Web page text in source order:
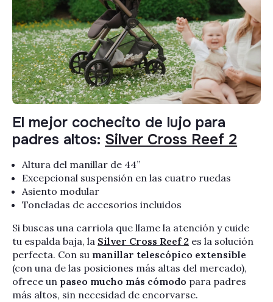
El mejor cochecito de lujo para
padres altos: Silver Cross Reef 2
Altura del manillar de 44”
Excepcional suspensión en las cuatro ruedas
Asiento modular
Toneladas de accesorios incluidos
Si buscas una carriola que llame la atención y cuide
tu espalda baja, la Silver Cross Reef 2 es la solución
perfecta. Con su manillar telescópico extensible
(con una de las posiciones más altas del mercado),
ofrece un paseo mucho más cómodo para padres
más altos, sin necesidad de encorvarse.